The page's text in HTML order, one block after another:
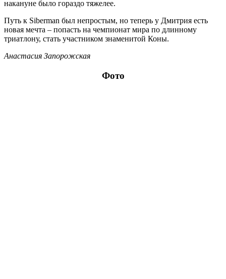
накануне было гораздо тяжелее.
Путь к Siberman был непростым, но теперь у Дмитрия есть
новая мечта – попасть на чемпионат мира по длинному
триатлону, стать участником знаменитой Коны.
Анастасия Запорожская
Фото